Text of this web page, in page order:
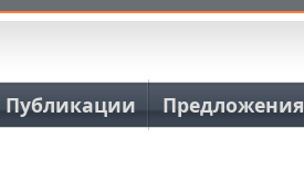
навигация
Публикации Предложения